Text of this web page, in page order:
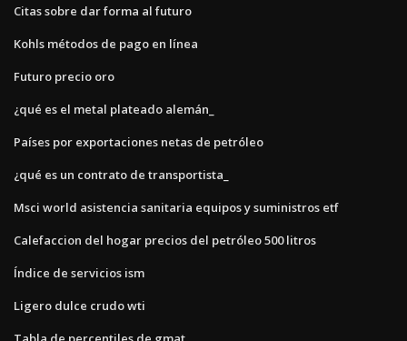
Citas sobre dar forma al futuro
Kohls métodos de pago en línea
Futuro precio oro
¿qué es el metal plateado alemán_
Países por exportaciones netas de petróleo
¿qué es un contrato de transportista_
Msci world asistencia sanitaria equipos y suministros etf
Calefaccion del hogar precios del petróleo 500 litros
Índice de servicios ism
Ligero dulce crudo wti